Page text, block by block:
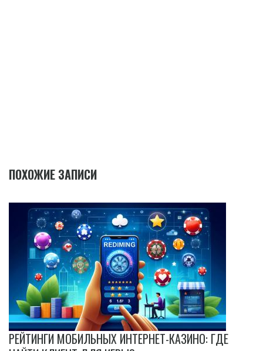
ПОХОЖИЕ ЗАПИСИ
РЕЙТИНГИ МОБИЛЬНЫХ ИНТЕРНЕТ-КАЗИНО: ГДЕ